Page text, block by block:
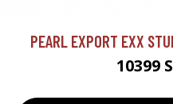
PEARL EXPORT EXX
10399